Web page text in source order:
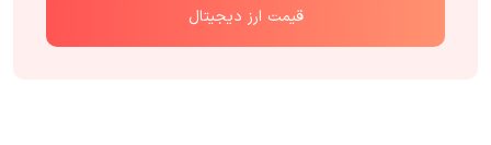
قیمت ارز دیجیتال